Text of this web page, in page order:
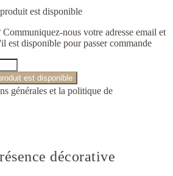
est disponible
nous votre adresse email et
est disponible pour passer commande
est disponible
générales et la politique de
décorative